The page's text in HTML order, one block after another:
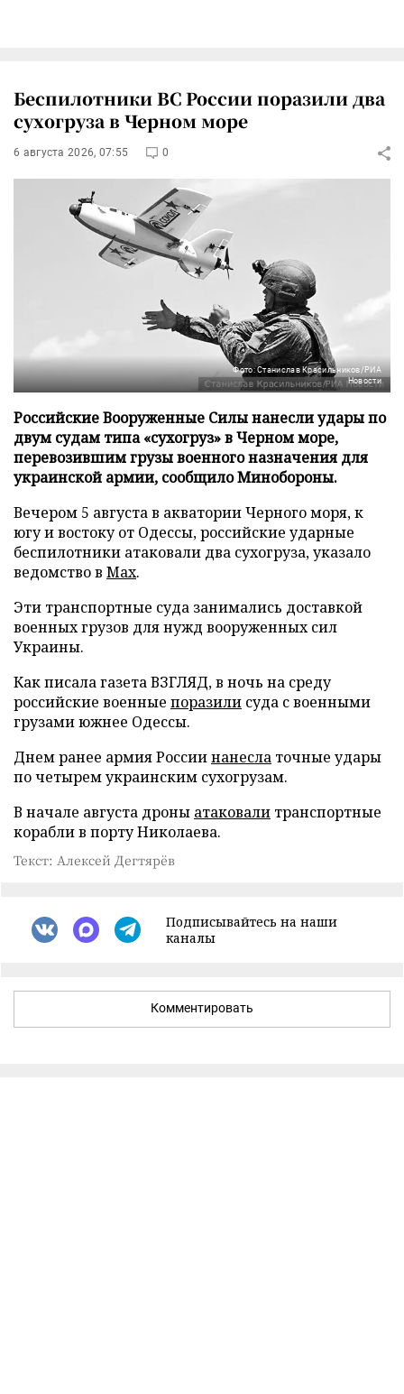
Беспилотники ВС России поразили два
сухогруза в Черном море
6 августа 2026, 07:55 0
Фото: Станислав Красильников/РИА
Новости
Российские Вооруженные Силы нанесли удары по
двум судам типа «сухогруз» в Черном море,
перевозившим грузы военного назначения для
украинской армии, сообщило Минобороны.
Вечером 5 августа в акватории Черного моря, к
югу и востоку от Одессы, российские ударные
беспилотники атаковали два сухогруза, указало
ведомство в Max.
Эти транспортные суда занимались доставкой
военных грузов для нужд вооруженных сил
Украины.
Как писала газета ВЗГЛЯД, в ночь на среду
российские военные поразили суда с военными
грузами южнее Одессы.
Днем ранее армия Россиинанесла точные удары
по четырем украинским сухогрузам.
В начале августа дроны атаковали транспортные
корабли в порту Николаева.
Текст: Алексей Дегтярёв
Подписывайтесь на наши
каналы
Комментировать